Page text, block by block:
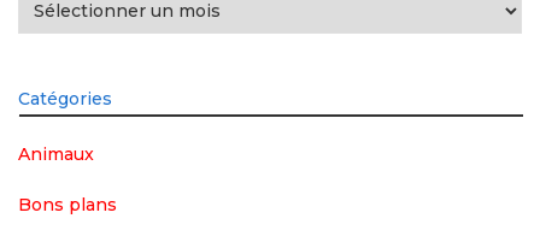
Catégories
Animaux
Bons plans